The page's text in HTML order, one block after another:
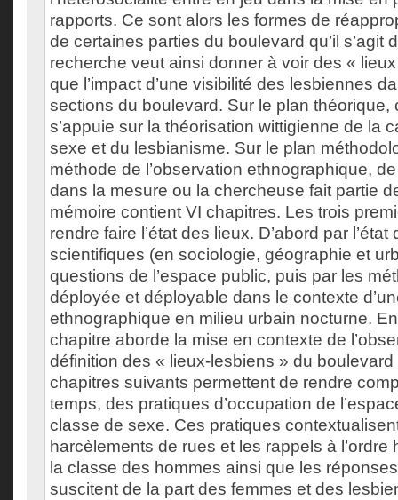
rapports. Ce sont alors les formes de
de certaines parties du boulevard qu’il s’agit
recherche veut ainsi donner à voir des «
que l’impact d’une visibilité des lesbiennes
sections du boulevard. Sur le plan théorique,
s’appuie sur la théorisation wittigienne de la
sexe et du lesbianisme. Sur le plan
méthode de l’observation ethnographique,
dans la mesure ou la chercheuse fait partie
mémoire contient VI chapitres. Les trois
rendre faire l’état des lieux. D’abord par
scientifiques (en sociologie, géographie et
questions de l’espace public, puis par les
déployée et déployable dans le contexte
ethnographique en milieu urbain nocturne.
chapitre aborde la mise en contexte de
définition des « lieux-lesbiens » du
chapitres suivants permettent de rendre
temps, des pratiques d’occupation de
classe de sexe. Ces pratiques
harcèlements de rues et les rappels à l’ordre
la classe des hommes ainsi que les
suscitent de la part des femmes et des